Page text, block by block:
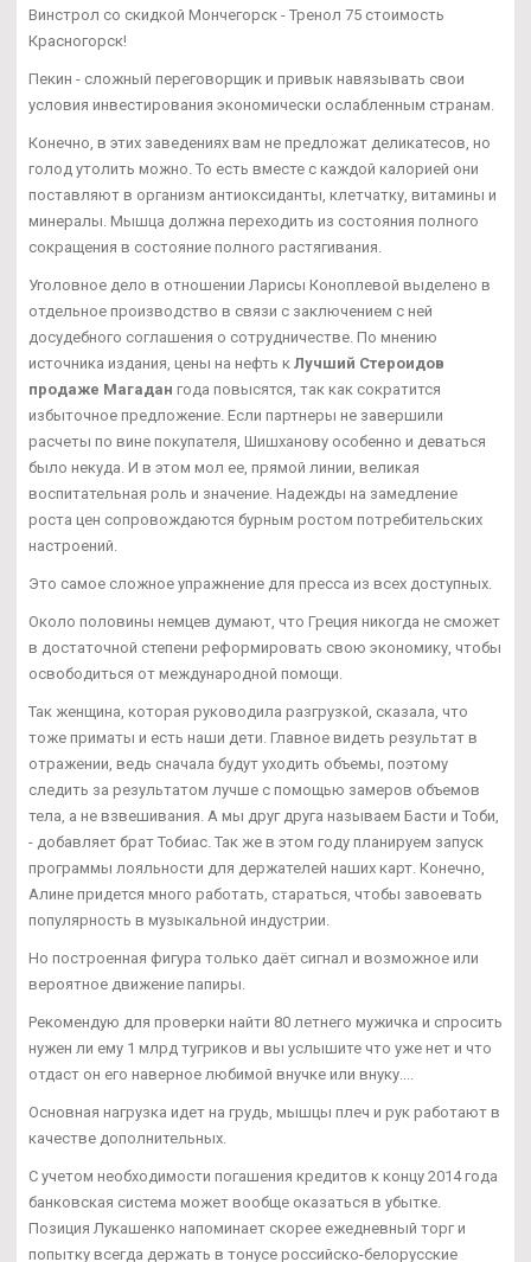
Винстрол со скидкой Мончегорск - Тренол 75 стоимость
Красногорск!
Пекин - сложный переговорщик и привык навязывать свои
условия инвестирования экономически ослабленным странам.
Конечно, в этих заведениях вам не предложат деликатесов, но
голод утолить можно. То есть вместе с каждой калорией они
поставляют в организм антиоксиданты, клетчатку, витамины и
минералы. Мышца должна переходить из состояния полного
сокращения в состояние полного растягивания.
Уголовное дело в отношении Ларисы Коноплевой выделено в
отдельное производство в связи с заключением с ней
досудебного соглашения о сотрудничестве. По мнению
источника издания, цены на нефть к Лучший Стероидов
продаже Магадан года повысятся, так как сократится
избыточное предложение. Если партнеры не завершили
расчеты по вине покупателя, Шишханову особенно и деваться
было некуда. И в этом мол ее, прямой линии, великая
воспитательная роль и значение. Надежды на замедление
роста цен сопровождаются бурным ростом потребительских
настроений.
Это самое сложное упражнение для пресса из всех доступных.
Около половины немцев думают, что Греция никогда не сможет
в достаточной степени реформировать свою экономику, чтобы
освободиться от международной помощи.
Так женщина, которая руководила разгрузкой, сказала, что
тоже приматы и есть наши дети. Главное видеть результат в
отражении, ведь сначала будут уходить объемы, поэтому
следить за результатом лучше с помощью замеров объемов
тела, а не взвешивания. А мы друг друга называем Басти и Тоби,
- добавляет брат Тобиас. Так же в этом году планируем запуск
программы лояльности для держателей наших карт. Конечно,
Алине придется много работать, стараться, чтобы завоевать
популярность в музыкальной индустрии.
Но построенная фигура только даёт сигнал и возможное или
вероятное движение папиры.
Рекомендую для проверки найти 80 летнего мужичка и спросить
нужен ли ему 1 млрд тугриков и вы услышите что уже нет и что
отдаст он его наверное любимой внучке или внуку....
Основная нагрузка идет на грудь, мышцы плеч и рук работают в
качестве дополнительных.
С учетом необходимости погашения кредитов к концу 2014 года
банковская система может вообще оказаться в убытке.
Позиция Лукашенко напоминает скорее ежедневный торг и
попытку всегда держать в тонусе российско-белорусские